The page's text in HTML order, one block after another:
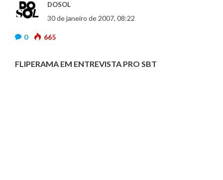
DOSOL
30 de janeiro de 2007, 08:22
0 665
FLIPERAMA EM ENTREVISTA PRO SBT